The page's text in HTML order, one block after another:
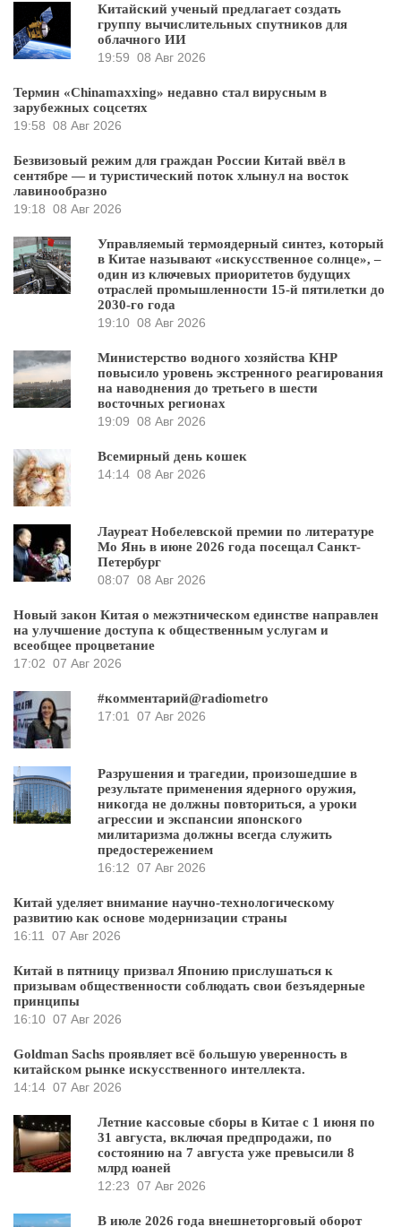
Китайский ученый предлагает создать
группу вычислительных спутников для
облачного ИИ
19:59 08 Авг 2026
Термин «Chinamaxxing» недавно стал вирусным в
зарубежных соцсетях
19:58 08 Авг 2026
Безвизовый режим для граждан России Китай ввёл в
сентябре — и туристический поток хлынул на восток
лавинообразно
19:18 08 Авг 2026
Управляемый термоядерный синтез, который
в Китае называют «искусственное солнце», –
один из ключевых приоритетов будущих
отраслей промышленности 15-й пятилетки до
2030-го года
19:10 08 Авг 2026
Министерство водного хозяйства КНР
повысило уровень экстренного реагирования
на наводнения до третьего в шести
восточных регионах
19:09 08 Авг 2026
Всемирный день кошек
14:14 08 Авг 2026
Лауреат Нобелевской премии по литературе
Мо Янь в июне 2026 года посещал Санкт-
Петербург
08:07 08 Авг 2026
Новый закон Китая о межэтническом единстве направлен
на улучшение доступа к общественным услугам и
всеобщее процветание
17:02 07 Авг 2026
#комментарий@radiometro
17:01
07 Авг 2026
Разрушения и трагедии, произошедшие в
результате применения ядерного оружия,
никогда не должны повториться, а уроки
агрессии и экспансии японского
милитаризма должны всегда служить
предостережением
16:12 07 Авг 2026
Китай уделяет внимание научно-технологическому
развитию как основе модернизации страны
16:11
07 Авг 2026
Китай в пятницу призвал Японию прислушаться к
призывам общественности соблюдать свои безъядерные
принципы
16:10 07 Авг 2026
Goldman Sachs проявляет всё большую уверенность в
китайском рынке искусственного интеллекта.
14:14 07 Авг 2026
Летние кассовые сборы в Китае с 1 июня по
31 августа, включая предпродажи, по
состоянию на 7 августа уже превысили 8
млрд юаней
12:23 07 Авг 2026
В июле 2026 года внешнеторговый оборот